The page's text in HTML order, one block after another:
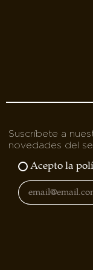
Suscríbete a
novedades del
Acepto la